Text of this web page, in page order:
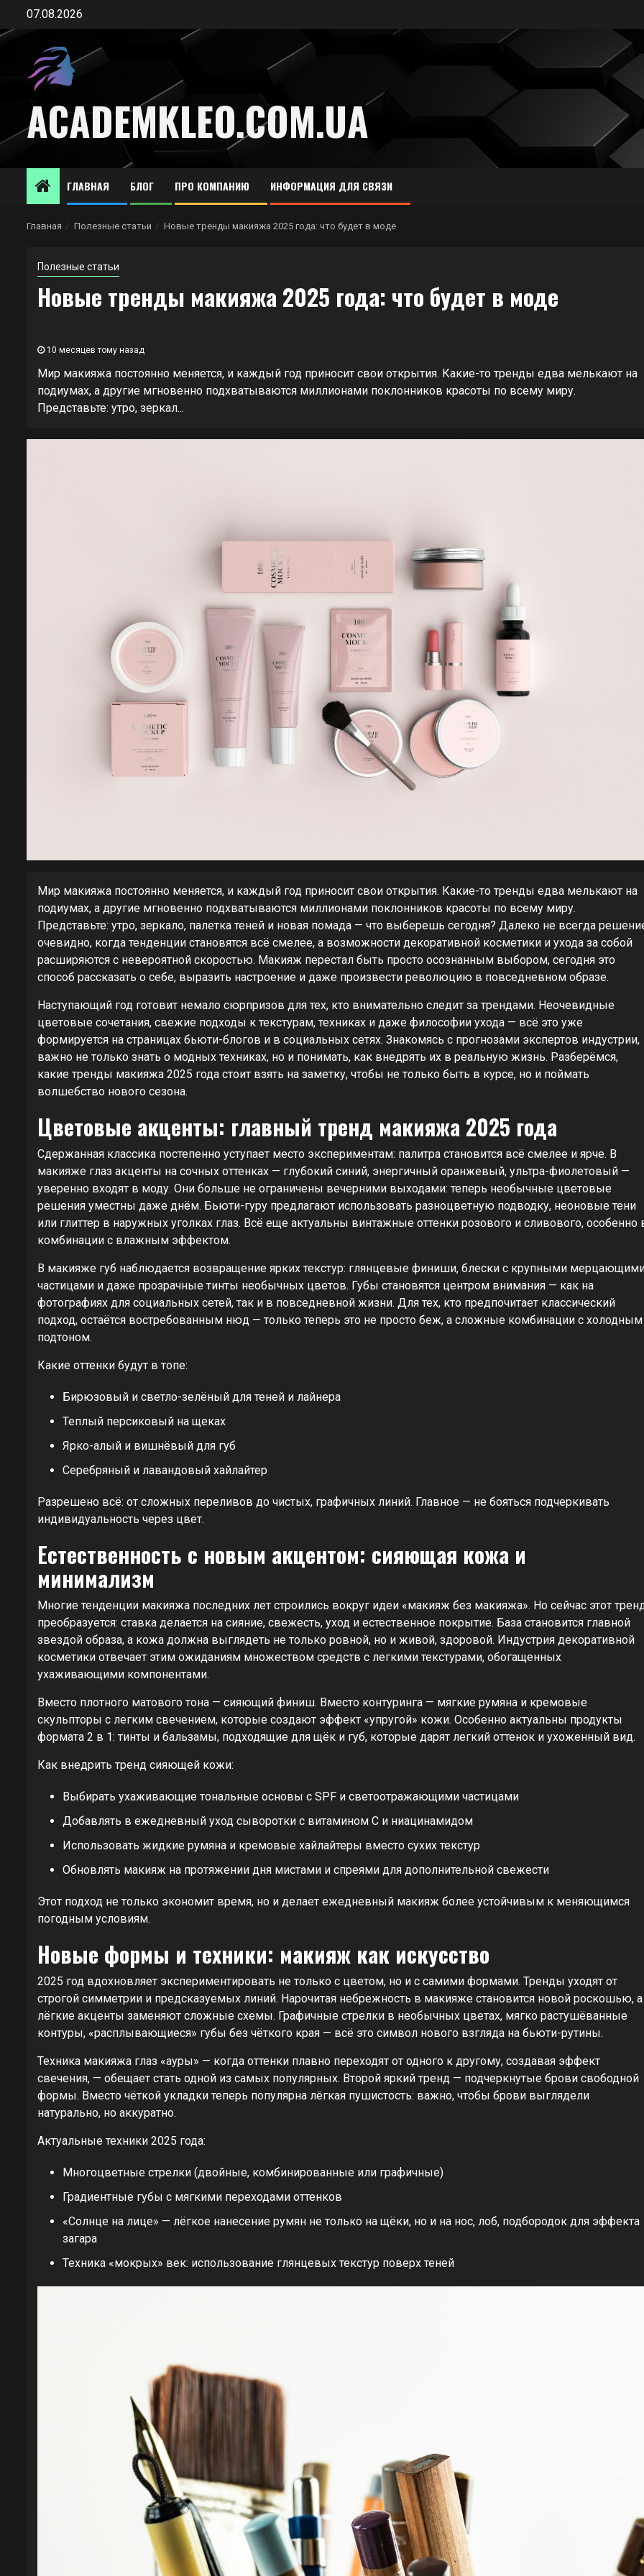
Перейти07.08.2026
ACADEMKLEO.COM.UA
ГЛАВНАЯ БЛОГ ПРО КОМПАНИЮ ИНФОРМАЦИЯ ДЛЯ СВЯЗИ
Главная Полезные статьи Новые тренды макияжа 2025 года: что будет в моде
Полезные статьи
Новые тренды макияжа 2025 года: что будет в моде
10 месяцев тому назад
Мир макияжа постоянно меняется, и каждый год приносит свои открытия. Какие-то тренды едва мелькают на
подиумах, а другие мгновенно подхватываются миллионами поклонников красоты по всему миру.
Представьте: утро, зеркал...
Мир макияжа постоянно меняется, и каждый год приносит свои открытия. Какие-то тренды едва мелькают на
подиумах, а другие мгновенно подхватываются миллионами поклонников красоты по всему миру.
Представьте: утро, зеркало, палетка теней и новая помада — что выберешь сегодня? Далеко не всегда
очевидно, когда тенденции становятся всё смелее, а возможности декоративной косметики и ухода за собой
расширяются с невероятной скоростью. Макияж перестал быть просто осознанным выбором, сегодня это
способ рассказать о себе, выразить настроение и даже произвести революцию в повседневном образе.
Наступающий год готовит немало сюрпризов для тех, кто внимательно следит за трендами. Неочевидные
цветовые сочетания, свежие подходы к текстурам, техниках и даже философии ухода — всё это уже
формируется на страницах бьюти-блогов и в социальных сетях. Знакомясь с прогнозами экспертов индустрии,
важно не только знать о модных техниках, но и понимать, как внедрять их в реальную жизнь. Разберёмся,
какие тренды макияжа 2025 года стоит взять на заметку, чтобы не только быть в курсе, но и поймать
волшебство нового сезона.
Цветовые акценты: главный тренд макияжа 2025 года
Сдержанная классика постепенно уступает место экспериментам: палитра становится всё смелее и ярче. В
макияже глаз акценты на сочных оттенках — глубокий синий, энергичный оранжевый, ультра-фиолетовый —
уверенно входят в моду. Они больше не ограничены вечерними выходами: теперь необычные цветовые
решения уместны даже днём. Бьюти-гуру предлагают использовать разноцветную подводку, неоновые тени
или глиттер в наружных уголках глаз. Всё еще актуальны винтажные оттенки розового и сливового, особенно
комбинации с влажным эффектом.
В макияже губ наблюдается возвращение ярких текстур: глянцевые финиши, блески с крупными
частицами и даже прозрачные тинты необычных цветов. Губы становятся центром внимания — как на
фотографиях для социальных сетей, так и в повседневной жизни. Для тех, кто предпочитает классический
подход, остаётся востребованным нюд — только теперь это не просто беж, а сложные комбинации с холодным
подтоном.
Какие оттенки будут в топе:
Бирюзовый и светло-зелёный для теней и лайнера
Теплый персиковый на щеках
Ярко-алый и вишнёвый для губ
Серебряный и лавандовый хайлайтер
Разрешено всё: от сложных переливов до чистых, графичных линий. Главное — не бояться подчеркивать
индивидуальность через цвет.
Естественность с новым акцентом: сияющая кожа и
минимализм
Многие тенденции макияжа последних лет строились вокруг идеи «макияж без макияжа». Но сейчас этот
преобразуется: ставка делается на сияние, свежесть, уход и естественное покрытие. База становится главной
звездой образа, а кожа должна выглядеть не только ровной, но и живой, здоровой. Индустрия декоративной
косметики отвечает этим ожиданиям множеством средств с легкими текстурами, обогащенных
ухаживающими компонентами.
Вместо плотного матового тона — сияющий финиш. Вместо контуринга — мягкие румяна и кремовые
скульпторы с легким свечением, которые создают эффект «упругой» кожи. Особенно актуальны продукты
формата 2 в 1: тинты и бальзамы, подходящие для щёк и губ, которые дарят легкий оттенок и ухоженный вид.
Как внедрить тренд сияющей кожи:
Выбирать ухаживающие тональные основы с SPF и светоотражающими частицами
Добавлять в ежедневный уход сыворотки с витамином С и ниацинамидом
Использовать жидкие румяна и кремовые хайлайтеры вместо сухих текстур
Обновлять макияж на протяжении дня мистами и спреями для дополнительной свежести
Этот подход не только экономит время, но и делает ежедневный макияж более устойчивым к меняющимся
погодным условиям.
Новые формы и техники: макияж как искусство
2025 год вдохновляет экспериментировать не только с цветом, но и с самими формами. Тренды уходят от
строгой симметрии и предсказуемых линий. Нарочитая небрежность в макияже становится новой роскошью, а
лёгкие акценты заменяют сложные схемы. Графичные стрелки в необычных цветах, мягко растушёванные
контуры, «расплывающиеся» губы без чёткого края — всё это символ нового взгляда на бьюти-рутины.
Техника макияжа глаз «ауры» — когда оттенки плавно переходят от одного к другому, создавая эффект
свечения, — обещает стать одной из самых популярных. Второй яркий тренд — подчеркнутые брови свободной
формы. Вместо чёткой укладки теперь популярна лёгкая пушистость: важно, чтобы брови выглядели
натурально, но аккуратно.
Актуальные техники 2025 года:
Многоцветные стрелки (двойные, комбинированные или графичные)
Градиентные губы с мягкими переходами оттенков
«Солнце на лице» — лёгкое нанесение румян не только на щёки, но и на нос, лоб, подбородок для эффекта
загара
Техника «мокрых» век: использование глянцевых текстур поверх теней